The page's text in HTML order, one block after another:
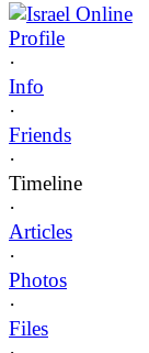
Israel Online
Profile
·
Info
·
Friends
·
Timeline
·
Articles
·
Photos
·
Files